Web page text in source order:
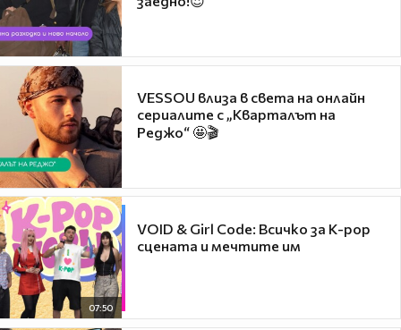
VESSOU влиза в света на онлайн
сериалите с „Кварталът на
Реджо“ 🤩🎬
07:50
VOID & Girl Code: Всичко за K-pop
сцената и мечтите им